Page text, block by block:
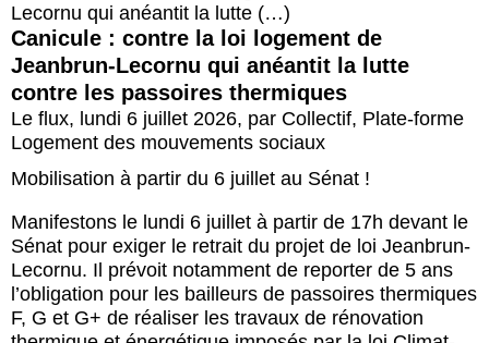
Canicule : contre la loi logement de
Jeanbrun-Lecornu qui anéantit la lutte
contre les passoires thermiques
Le flux, lundi 6 juillet 2026, par Collectif, Plate-forme
Logement des mouvements sociaux
Mobilisation à partir du 6 juillet au Sénat !
Manifestons le lundi 6 juillet à partir de 17h devant le
Sénat pour exiger le retrait du projet de loi Jeanbrun-
Lecornu. Il prévoit notamment de reporter de 5 ans
l’obligation pour les bailleurs de passoires thermiques
F, G et G+ de réaliser les travaux de rénovation